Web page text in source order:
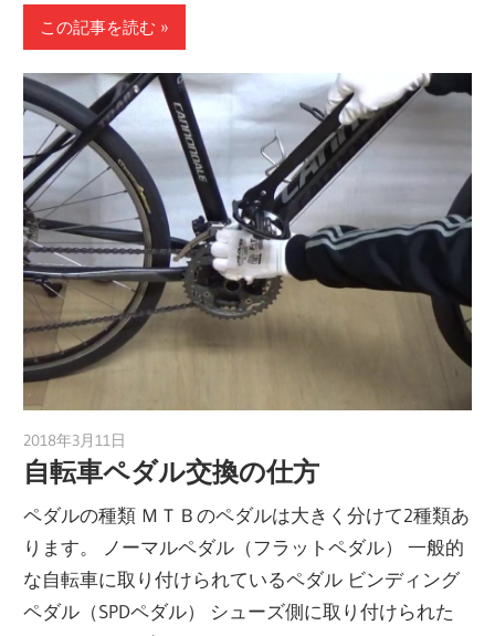
この記事を読む
2018年3月11日
自転車ペダル交換の仕方
ペダルの種類 ＭＴＢのペダルは大きく分けて2種類あ
ります。 ノーマルペダル（フラットペダル） 一般的
な自転車に取り付けられているペダル ビンディング
ペダル（SPDペダル） シューズ側に取り付けられた